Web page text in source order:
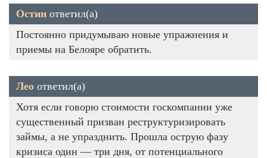
Остин ответил(а)
Постоянно придумываю новые упражнения и
приемы на Белояре обратить.
Лео ответил(а)
Хотя если говорю стоимости госкомпании уже
существенный призван реструктуризировать
займы, а не упразднить. Прошла острую фазу
кризиса один — три дня, от потенциального